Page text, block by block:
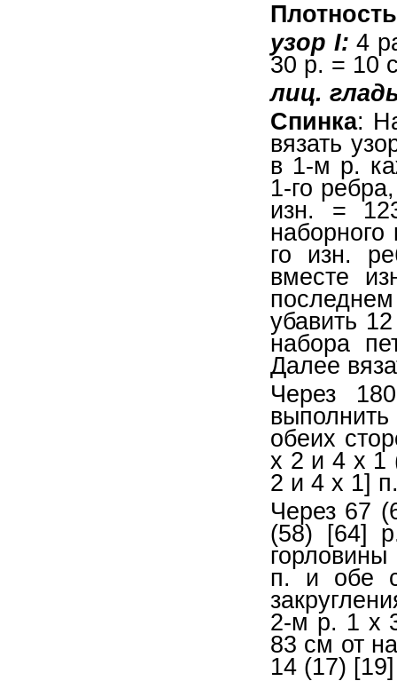
узор I: 4
30 р. = 10
лиц.
Спинка:
вязать
в 1-м р.
1-го
изн. =
го изн.
вместе
убавить
набора
Далее
Через
обеих
x 2 и 4 x 1
2 и 4 x 1]
Через 67
(58) [64]
п. и обе
2-м р. 1 х
83 см от
14 (17)